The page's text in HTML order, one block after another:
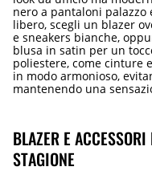
nero a pantaloni
libero, scegli un blazer
e sneakers bianche,
blusa in satin per un
poliestere, come cinture
in modo armonioso,
mantenendo una
BLAZER E
STAGIONE